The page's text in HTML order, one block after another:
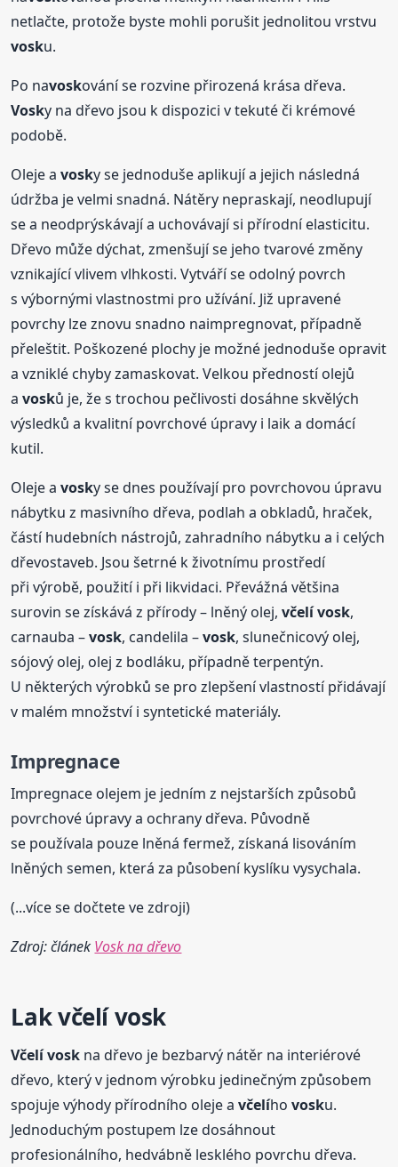
netlačte, protože byste mohli porušit jednolitou vrstvu
vosku.
Po navoskování se rozvine přirozená krása dřeva.
Vosky na dřevo jsou k dispozici v tekuté či krémové
podobě.
Oleje avosky se jednoduše aplikují a jejich následná
údržba je velmi snadná. Nátěry nepraskají, neodlupují
se a neodprýskávají a uchovávají si přírodní elasticitu.
Dřevo může dýchat, zmenšují se jeho tvarové změny
vznikající vlivem vlhkosti. Vytváří se odolný povrch
s výbornými vlastnostmi pro užívání. Již upravené
povrchy lze znovu snadno naimpregnovat, případně
přeleštit. Poškozené plochy je možné jednoduše opravit
a vzniklé chyby zamaskovat. Velkou předností olejů
avosků je, že s trochou pečlivosti dosáhne skvělých
výsledků a kvalitní povrchové úpravy i laik a domácí
kutil.
Oleje avosky se dnes používají pro povrchovou úpravu
nábytku z masivního dřeva, podlah a obkladů, hraček,
částí hudebních nástrojů, zahradního nábytku a i celých
dřevostaveb. Jsou šetrné k životnímu prostředí
při výrobě, použití i při likvidaci. Převážná většina
surovin se získává z přírody – lněný olej,včelívosk,
carnauba –vosk, candelila –vosk, slunečnicový olej,
sójový olej, olej z bodláku, případně terpentýn.
U některých výrobků se pro zlepšení vlastností přidávají
v malém množství i syntetické materiály.
Impregnace
Impregnace olejem je jedním z nejstarších způsobů
povrchové úpravy a ochrany dřeva. Původně
se používala pouze lněná fermež, získaná lisováním
lněných semen, která za působení kyslíku vysychala.
(...více se dočtete ve zdroji)
Zdroj: článek Vosk na dřevo
Lakvčelívosk
Včelívosk na dřevo je bezbarvý nátěr na interiérové
dřevo, který v jednom výrobku jedinečným způsobem
spojuje výhody přírodního oleje avčelíhovosku.
Jednoduchým postupem lze dosáhnout
profesionálního, hedvábně lesklého povrchu dřeva.